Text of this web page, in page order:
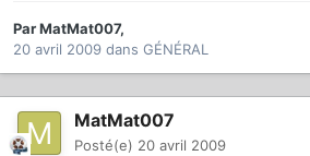
ParMatMat007,
20 avril 2009 dans GÉNÉRAL
MatMat007
Posté(e) 20 avril 2009